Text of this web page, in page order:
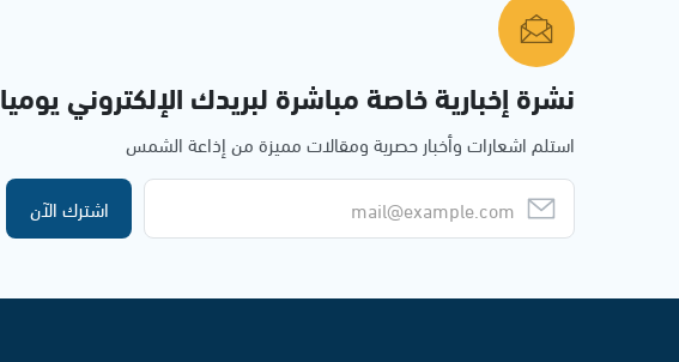
نشرة إخبارية خاصة مباشرة لبريدك الإلكتروني يوميا
استلم اشعارات وأخبار حصرية ومقالات مميزة من إذاعة الشمس
اشترك الآن